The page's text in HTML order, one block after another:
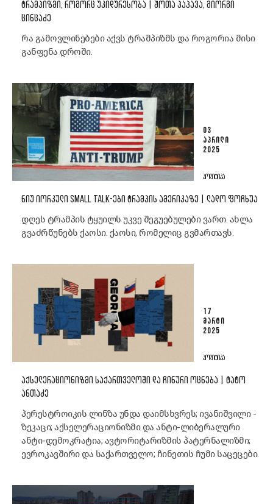
ᲢᲠᲐᲛᲞᲘᲖᲛᲘ, ᲠᲝᲒᲝᲠᲪ ᲣᲙᲘᲓᲣᲠᲔᲡᲝᲑᲐ | ᲨᲝᲗᲐ ᲞᲐᲞᲐᲕᲐ, ᲒᲘᲝᲠᲒᲘ
ᲪᲘᲜᲪᲐᲫᲔ
რა გამოვლინებები აქვს ტრამპიზმს და როგორია მისი
განფენა დროში.
03
ᲐᲞᲠᲘᲚᲘ
2025
ᲞᲝᲚᲘᲢᲘᲙᲐ
ᲜᲘᲣ ᲘᲝᲠᲙᲣᲚᲘ SMALL TALK-ᲔᲑᲘ ᲢᲠᲐᲛᲞᲘᲡ ᲐᲛᲔᲠᲘᲙᲐᲖᲔ | ᲚᲐᲓᲝ ᲤᲝᲩᲮᲣᲐ
დღეს ტრამპის ტყუილს უკვე შეგუებულები ვართ. ახლა
გვაძრწუნებს ქაოსი. ქაოსი, რომელიც გვმართავს.
17
ᲛᲐᲠᲢᲘ
2025
ᲞᲝᲚᲘᲢᲘᲙᲐ
ᲐᲥᲡᲔᲚᲔᲠᲐᲪᲘᲝᲜᲘᲖᲛᲘ ᲡᲐᲥᲐᲠᲗᲕᲔᲚᲝᲨᲘ ᲓᲐ ᲩᲘᲜᲣᲠᲘ ᲝᲪᲜᲔᲑᲐ | ᲢᲐᲢᲝ
ᲐᲜᲗᲐᲫᲔ
პერესტროიკის ლინზა უნდა დაიმსხვრეს; ივანიშვილი -
ზეკაცი; აქსელერაციონიზმი და ანტი-ლიბერალური
ანტი-დემოკრატია; ავტორიტარიზმის პატერნალიზმი;
ევროკავშირი და საქართველო; ჩინეთის ჩუმი საცეცები.